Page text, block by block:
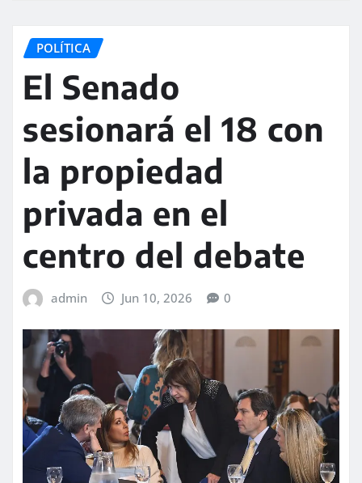
POLÍTICA
El Senado
sesionará el 18 con
la propiedad
privada en el
centro del debate
admin Jun 10, 2026 0